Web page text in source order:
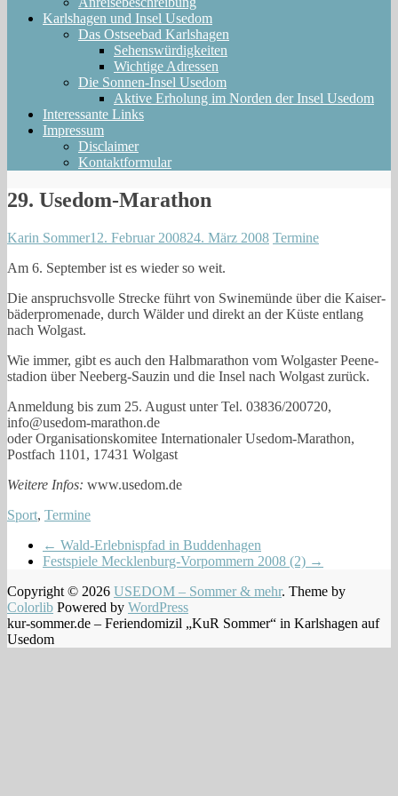
Karlshagen und Insel Usedom
Das Ostseebad Karlshagen
Sehenswürdigkeiten
Wichtige Adressen
Die Sonnen-Insel Usedom
Aktive Erholung im Norden der Insel Usedom
Interessante Links
Impressum
Disclaimer
Kontaktformular
29. Usedom-Marathon
Karin Sommer12. Februar 200824. März 2008 Termine
Am 6. Sep­tem­ber ist es wie­der so weit.
Die anspruchs­vol­le Stre­cke führt von Swi­ne­mün­de über die Kai­ser­
bä­der­pro­me­na­de, durch Wäl­der und direkt an der Küs­te ent­lang
nach Wolgast.
Wie immer, gibt es auch den Halb­ma­ra­thon vom Wol­gas­ter Pee­ne­
sta­di­on über Neeberg-Sauzin und die Insel nach Wol­gast zurück.
Anmel­dung bis zum 25. August unter Tel. 03836/200720,
info@usedom-marathon.de
oder Orga­ni­sa­ti­ons­ko­mi­tee Inter­na­tio­na­ler Usedom-Marathon,
Post­fach 1101, 17431 Wolgast
Wei­te­re Infos: www​.use​dom​.de
Sport, Termine
← Wald-Erlebnispfad in Buddenhagen
Festspiele Mecklenburg-Vorpommern 2008 (2) →
Copyright © 2026 USEDOM – Sommer & mehr. Theme by
Colorlib Powered by WordPress
kur-sommer.de – Feriendomizil „KuR Sommer“ in Karlshagen auf
Usedom